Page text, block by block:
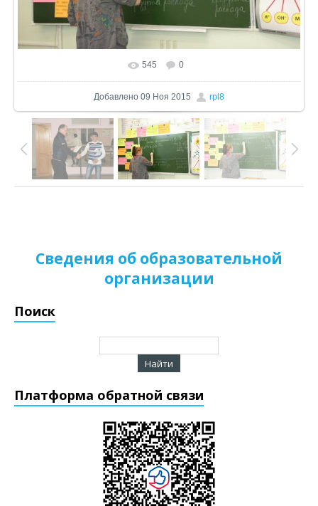
В реальном размере 1024x680
545 0
Добавлено 09 Ноя 2015 rpl8
Сведения об образовательной
организации
Поиск
Платформа обратной связи